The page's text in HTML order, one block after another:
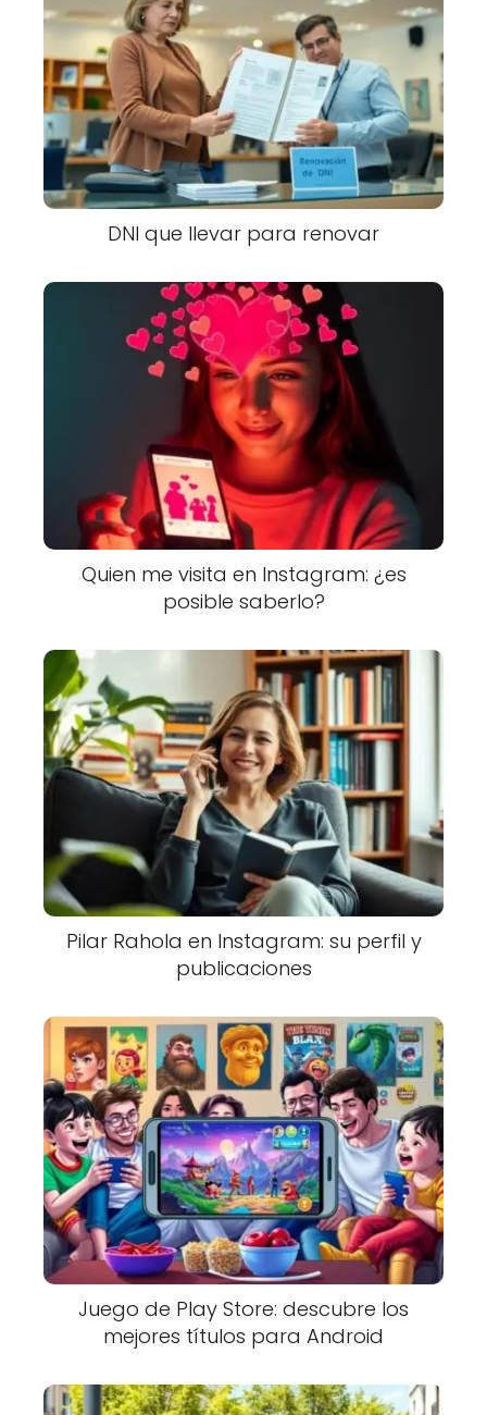
DNI que llevar para renovar
Quien me visita en Instagram: ¿es
posible saberlo?
Pilar Rahola en Instagram: su perfil y
publicaciones
Juego de Play Store: descubre los
mejores títulos para Android